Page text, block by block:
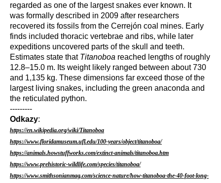
regarded as one of the largest snakes ever known. It
was formally described in 2009 after researchers
recovered its fossils from the Cerrejón coal mines. Early
finds included thoracic vertebrae and ribs, while later
expeditions uncovered parts of the skull and teeth.
Estimates state that Titanoboa reached lengths of roughly
12.8–15.0 m. Its weight likely ranged between about 730
and 1,135 kg. These dimensions far exceed those of the
largest living snakes, including the green anaconda and
the reticulated python.
---------
Odkazy:
https://en.wikipedia.org/wiki/Titanoboa
https://www.floridamuseum.ufl.edu/100-years/object/titanoboa/
https://animals.howstuffworks.com/extinct-animals/titanoboa.htm
https://www.prehistoric-wildlife.com/species/titanoboa/
https://www.smithsonianmag.com/science-nature/how-titanoboa-the-40-foot-long-